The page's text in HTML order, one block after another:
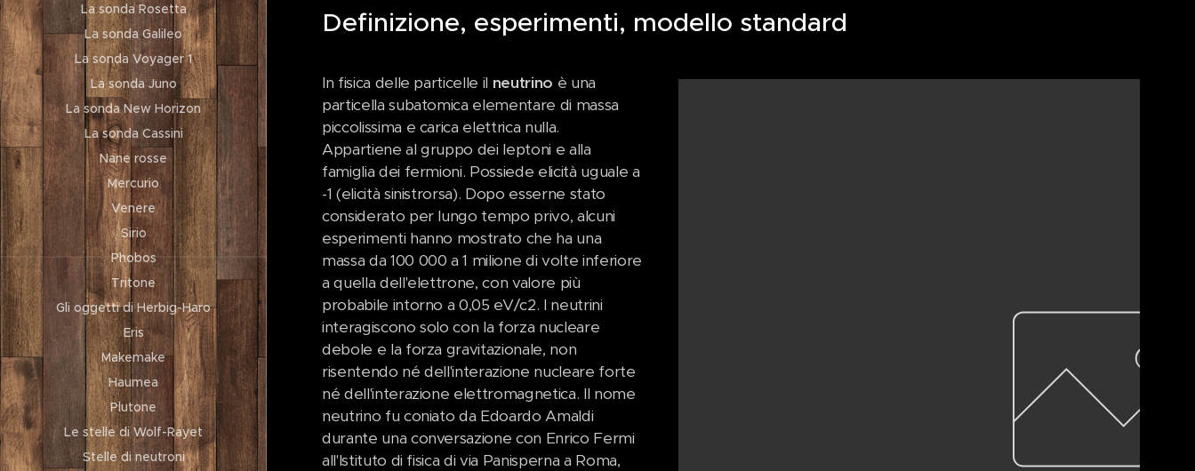
La sonda Rosetta
La sonda Galileo
La sonda Voyager 1
La sonda Juno
La sonda New Horizon
La sonda Cassini
Nane rosse
Mercurio
Venere
Sirio
Phobos
Tritone
Gli oggetti di Herbig-Haro
Eris
Makemake
Haumea
Plutone
Le stelle di Wolf-Rayet
Stelle di neutroni
Definizione, esperimenti, modello standard
In fisica delle particelle il neutrino è una
particella subatomica elementare di massa
piccolissima e carica elettrica nulla.
Appartiene al gruppo dei leptoni e alla
famiglia dei fermioni. Possiede elicità uguale a
-1 (elicità sinistrorsa). Dopo esserne stato
considerato per lungo tempo privo, alcuni
esperimenti hanno mostrato che ha una
massa da 100 000 a 1 milione di volte inferiore
a quella dell'elettrone, con valore più
probabile intorno a 0,05 eV/c2. I neutrini
interagiscono solo con la forza nucleare
debole e la forza gravitazionale, non
risentendo né dell'interazione nucleare forte
né dell'interazione elettromagnetica. Il nome
neutrino fu coniato da Edoardo Amaldi
durante una conversazione con Enrico Fermi
all'Istituto di fisica di via Panisperna a Roma,